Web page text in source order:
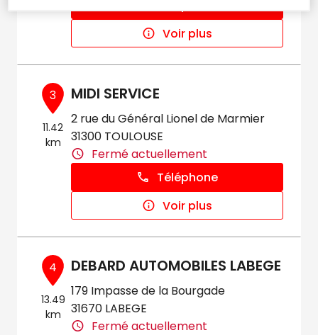
Voir plus
3
11.42
km
MIDI SERVICE
2 rue du Général Lionel de Marmier
31300 TOULOUSE
Fermé actuellement
Téléphone
Voir plus
4
13.49
km
DEBARD AUTOMOBILES LABEGE
179 Impasse de la Bourgade
31670 LABEGE
Fermé actuellement